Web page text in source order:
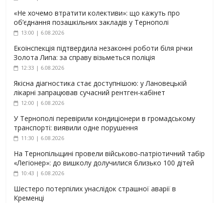
«Не хочемо втратити колективи»: що кажуть про
об’єднання позашкільних закладів у Тернополі
13:00 | 6.08.2026
Екоінспекція підтвердила незаконні роботи біля річки
Золота Липа: за справу візьметься поліція
12:33 | 6.08.2026
Якісна діагностика стає доступнішою: у Лановецькій
лікарні запрацював сучасний рентген-кабінет
12:00 | 6.08.2026
У Тернополі перевірили кондиціонери в громадському
транспорті: виявили одне порушення
11:30 | 6.08.2026
На Тернопільщині провели військово-патріотичний табір
«Легіонер»: до вишколу долучилися близько 100 дітей
10:43 | 6.08.2026
Шестеро потерпілих унаслідок страшної аварії в
Кременці